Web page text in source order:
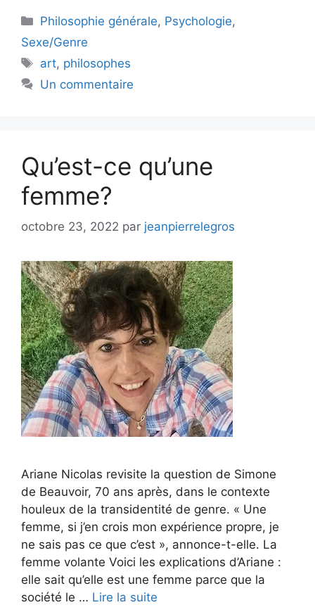
Catégories
Philosophie générale, Psychologie,
Sexe/Genre
Étiquettes
art, philosophes
Un commentaire
Qu’est-ce qu’une
femme?
octobre 23, 2022 par jeanpierrelegros
Ariane Nicolas revisite la question de Simone
de Beauvoir, 70 ans après, dans le contexte
houleux de la transidentité de genre. « Une
femme, si j’en crois mon expérience propre, je
ne sais pas ce que c’est », annonce-t-elle. La
femme volante Voici les explications d’Ariane :
elle sait qu’elle est une femme parce que la
société le … Lire la suite